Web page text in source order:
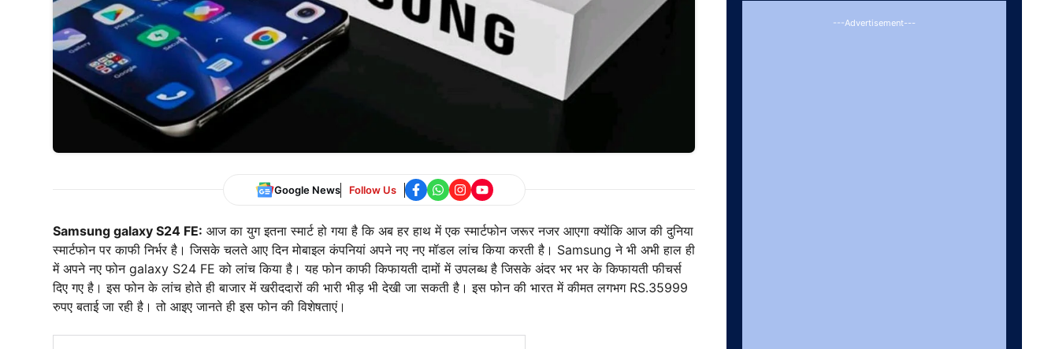
Google News Follow Us
Samsung galaxy S24 FE: आज का युग इतना स्मार्ट हो गया है कि अब हर हाथ में एक स्मार्टफोन जरूर नजर आएगा क्योंकि आज की दुनिया
स्मार्टफोन पर काफी निर्भर है। जिसके चलते आए दिन मोबाइल कंपनियां अपने नए नए मॉडल लांच किया करती है। Samsung ने भी अभी हाल ही
में अपने नए फोन galaxy S24 FE को लांच किया है। यह फोन काफी किफायती दामों में उपलब्ध है जिसके अंदर भर भर के किफायती फीचर्स
दिए गए है। इस फोन के लांच होते ही बाजार में खरीददारों की भारी भीड़ भी देखी जा सकती है। इस फोन की भारत में कीमत लगभग RS.35999
रुपए बताई जा रही है। तो आइए जानते ही इस फोन की विशेषताएं।
---Advertisement---